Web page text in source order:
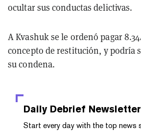
ocultar sus conductas delictivas.
A Kvashuk se le ordenó pagar
concepto de restitución, y podría
su condena.
Daily Debrief Newsletter
Start every day with the top news